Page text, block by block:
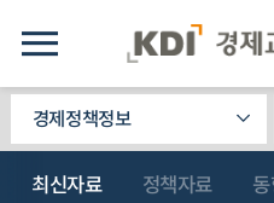
경제정책정보
최신자료 정책자료